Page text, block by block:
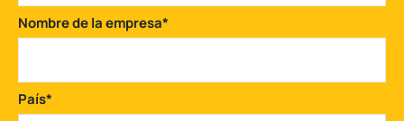
Nombre de la empresa*
País*